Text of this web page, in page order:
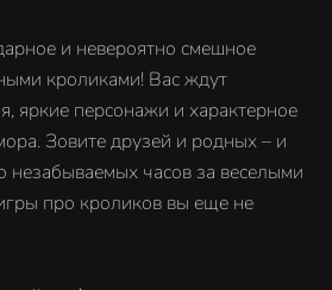
и невероятно смешное
кроликами! Вас ждут
яркие персонажи и характерное
Зовите друзей и родных – и
незабываемых часов за веселыми
про кроликов вы еще не